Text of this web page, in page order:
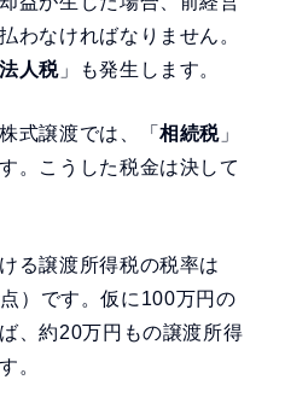
わなければなりません。
法人税」も発生します。
式譲渡では、「相続税 」
。こうした税金は決して
る譲渡所得税の税率は
）です。仮に100万円の
、約20万円もの譲渡所得
。